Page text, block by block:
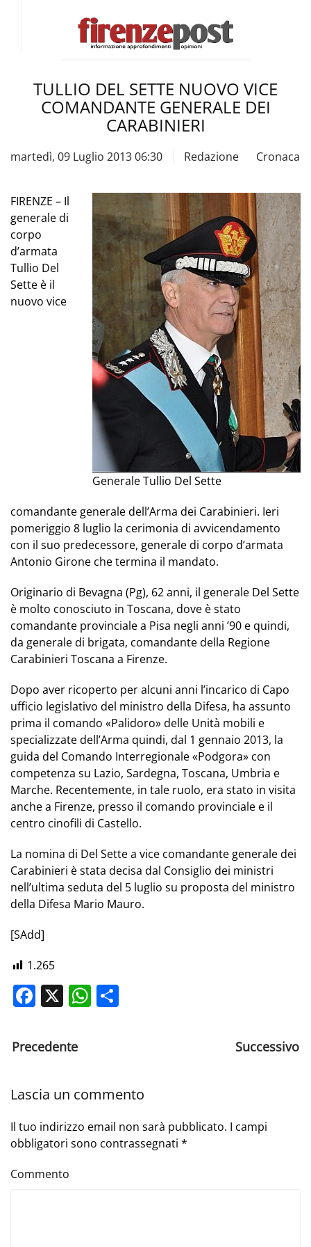
TULLIO DEL SETTE NUOVO VICE
COMANDANTE GENERALE DEI
CARABINIERI
martedì, 09 Luglio 2013 06:30 Redazione Cronaca
Generale Tullio Del Sette
FIRENZE – Il
generale di
corpo
d’armata
Tullio Del
Sette è il
nuovo vice
comandante generale dell’Arma dei Carabinieri. Ieri
pomeriggio 8 luglio la cerimonia di avvicendamento
con il suo predecessore, generale di corpo d’armata
Antonio Girone che termina il mandato.
Originario di Bevagna (Pg), 62 anni, il generale Del Sette
è molto conosciuto in Toscana, dove è stato
comandante provinciale a Pisa negli anni ’90 e quindi,
da generale di brigata, comandante della Regione
Carabinieri Toscana a Firenze.
Dopo aver ricoperto per alcuni anni l’incarico di Capo
ufficio legislativo del ministro della Difesa, ha assunto
prima il comando «Palidoro» delle Unità mobili e
specializzate dell’Arma quindi, dal 1 gennaio 2013, la
guida del Comando Interregionale «Podgora» con
competenza su Lazio, Sardegna, Toscana, Umbria e
Marche. Recentemente, in tale ruolo, era stato in visita
anche a Firenze, presso il comando provinciale e il
centro cinofili di Castello.
La nomina di Del Sette a vice comandante generale dei
Carabinieri è stata decisa dal Consiglio dei ministri
nell’ultima seduta del 5 luglio su proposta del ministro
della Difesa Mario Mauro.
[SAdd]
1.265
Facebook
X WhatsApp
Precedente Successivo
Lascia un commento
Il tuo indirizzo email non sarà pubblicato. I campi
obbligatori sono contrassegnati *
Commento